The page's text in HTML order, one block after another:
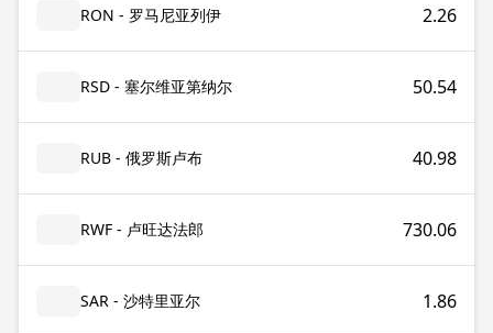
RON - 罗马尼亚列伊 2.26
RSD - 塞尔维亚第纳尔 50.54
RUB - 俄罗斯卢布 40.98
RWF - 卢旺达法郎 730.06
SAR - 沙特里亚尔 1.86